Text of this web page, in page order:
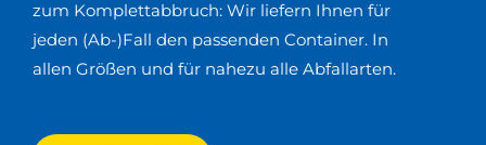
zum Komplettabbruch: Wir liefern Ihnen für
jeden (Ab-)Fall den passenden Container. In
allen Größen und für nahezu alle Abfallarten.